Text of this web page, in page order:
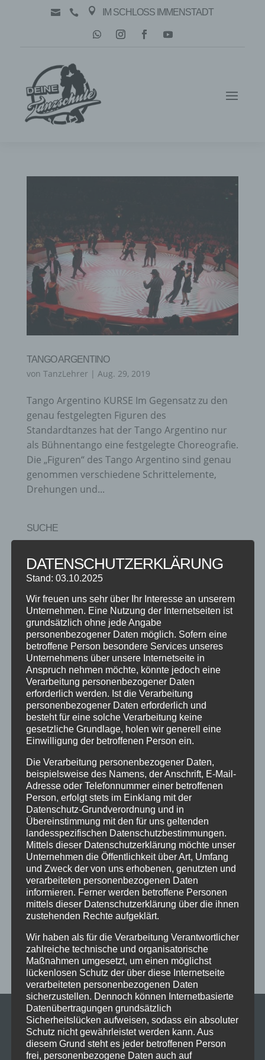
   IM SCHLOSS IMMENSTADT
TANGO ARGENTINO
von TanzLehrer | Aug. 29, 2019
Tango Argentino KURSE Im Gegensatz zu den
genau festgelegten Figuren des
Standardtanzes hat der Tango Argentino nur
als Bühnentango eine festgelegte Choreografie.
Die „Figuren“ des Tango Argentino sind genau
genommen verschiedene Schrittelemente,
Drehungen und...
SUCHE
SCHNUPPERTAG 2026
Abschlussball 2026
WEIHNACHTSFERIEN
KATEGORIEN
Kategorien
SCHLAGWÖRTER
Charity
cool Corona Coronavirus
Dance
dancing
Deine Tanzschule Einsteigerkurs
Event
Ferien
Ferienprogramm Fitness
Fitnessprogramm
Fortgeschrittene
Gesellschaftstanz
Immenstadt
im Schloss
Jive Jugendliche online
Paartanz
Schaut hin!
Schloss Immenstadt
Silvester
Sommerferien
Streetdance tanzen
Tanzen lernen
Tanzkurs
Tanzpause Tanzschule
Tanzschulfamilie
Workshop tanzen
Zumba Zumba Kurs Übungsabend
DATENSCHUTZERKLÄRUNG
Stand: 03.10.2025
Wir freuen uns sehr über Ihr Interesse an unserem
Unternehmen. Eine Nutzung der Internetseiten ist
grundsätzlich ohne jede Angabe
personenbezogener Daten möglich. Sofern eine
betroffene Person besondere Services unseres
Unternehmens über unsere Internetseite in
Anspruch nehmen möchte, könnte jedoch eine
Verarbeitung personenbezogener Daten
erforderlich werden. Ist die Verarbeitung
personenbezogener Daten erforderlich und
besteht für eine solche Verarbeitung keine
gesetzliche Grundlage, holen wir generell eine
Einwilligung der betroffenen Person ein.
Die Verarbeitung personenbezogener Daten,
beispielsweise des Namens, der Anschrift, E-Mail-
Adresse oder Telefonnummer einer betroffenen
Person, erfolgt stets im Einklang mit der
Datenschutz-Grundverordnung und in
Übereinstimmung mit den für uns geltenden
landesspezifischen Datenschutzbestimmungen.
Mittels dieser Datenschutzerklärung möchte unser
Unternehmen die Öffentlichkeit über Art, Umfang
und Zweck der von uns erhobenen, genutzten und
verarbeiteten personenbezogenen Daten
informieren. Ferner werden betroffene Personen
mittels dieser Datenschutzerklärung über die ihnen
zustehenden Rechte aufgeklärt.
Wir haben als für die Verarbeitung Verantwortlicher
zahlreiche technische und organisatorische
Maßnahmen umgesetzt, um einen möglichst
lückenlosen Schutz der über diese Internetseite
verarbeiteten personenbezogenen Daten
sicherzustellen. Dennoch können Internetbasierte
Datenübertragungen grundsätzlich
Sicherheitslücken aufweisen, sodass ein absoluter
Schutz nicht gewährleistet werden kann. Aus
diesem Grund steht es jeder betroffenen Person
frei, personenbezogene Daten auch auf